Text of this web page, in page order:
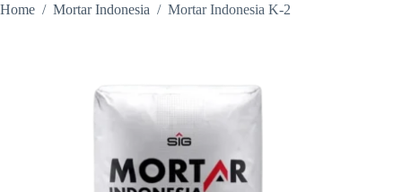
Home / Mortar Indonesia / Mortar Indonesia K-2